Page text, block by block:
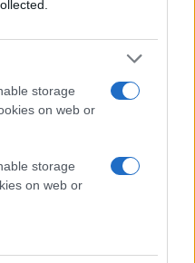
storage
on web or
storage
on web or
για τον Google Chrome
"Manage Search
διεύθυνση
Search Engines",
search?q=%s
default, αλλά